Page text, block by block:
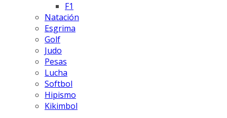
F1
Natación
Esgrima
Golf
Judo
Pesas
Lucha
Softbol
Hipismo
Kikimbol